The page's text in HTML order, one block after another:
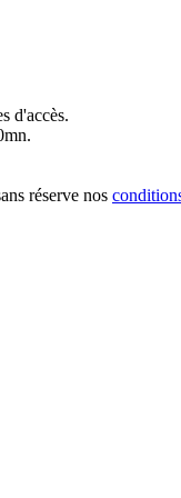
d'accès.
réserve nos